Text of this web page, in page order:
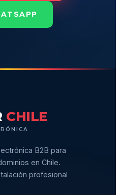
CHILE
B2B para
en Chile.
profesional